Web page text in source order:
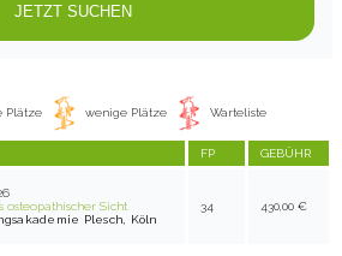
JETZT SUCHEN
Plätze wenige Plätze Warteliste
FP GEBÜHR
osteopathischer Sicht
Plesch, Köln
34 430,00 €